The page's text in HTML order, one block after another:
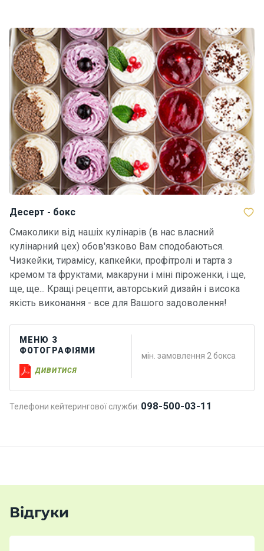
Десерт - бокс
Смаколики від нашіх кулінарів (в нас власний
кулінарний цех) обов'язково Вам сподобаються.
Чизкейки, тирамісу, капкейки, профітролі и тарта з
кремом та фруктами, макаруни і міні піроженки, і ще,
ще, ще... Кращі рецепти, авторський дизайн і висока
якість виконання - все для Вашого задоволення!
МЕНЮ З
ФОТОГРАФІЯМИ
ДИВИТИСЯ
мін. замовлення 2 бокса
Телефони кейтерингової служби: 098-500-03-11
Відгуки